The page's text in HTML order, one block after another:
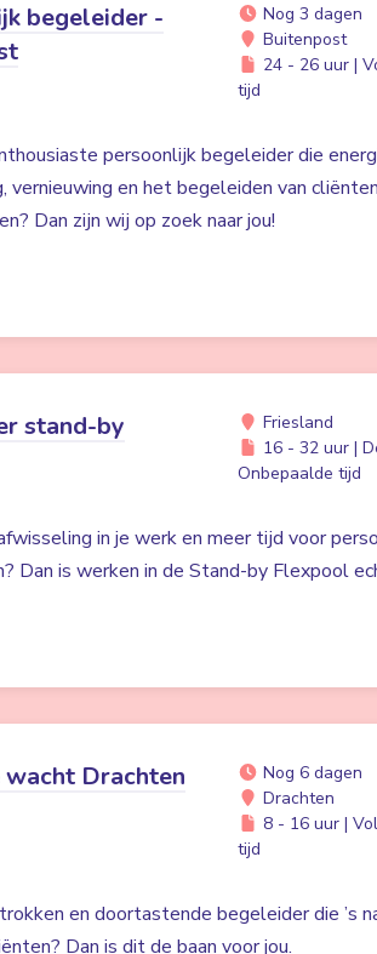
begeleider -
Nog 3 dagen
Buitenpost
24 - 26 uur |
tijd
persoonlijk begeleider die
vernieuwing en het begeleiden van
Dan zijn wij op zoek naar jou!
stand-by
Friesland
16 - 32 uur |
Onbepaalde tijd
in je werk en meer tijd voor
Dan is werken in de Stand-by Flexpool
wacht Drachten
Nog 6 dagen
Drachten
8 - 16 uur |
tijd
en doortastende begeleider die ’s
Dan is dit de baan voor jou.